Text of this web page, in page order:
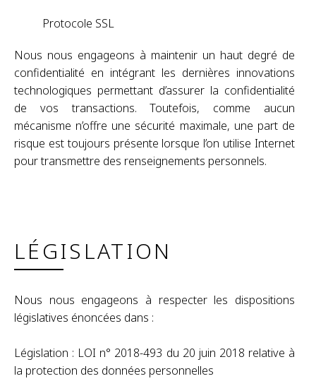
Protocole SSL
Nous nous engageons à maintenir un haut degré de
confidentialité en intégrant les dernières innovations
technologiques permettant d’assurer la confidentialité
de vos transactions. Toutefois, comme aucun
mécanisme n’offre une sécurité maximale, une part de
risque est toujours présente lorsque l’on utilise Internet
pour transmettre des renseignements personnels.
LÉGISLATION
Nous nous engageons à respecter les dispositions
législatives énoncées dans :
Législation : LOI n° 2018-493 du 20 juin 2018 relative à
la protection des données personnelles